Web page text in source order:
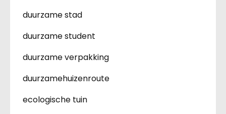
duurzame stad
duurzame student
duurzame verpakking
duurzamehuizenroute
ecologische tuin